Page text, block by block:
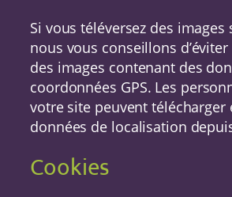
Si vous téléversez des images
nous vous conseillons
des images contenant des
coordonnées GPS. Les
votre site peuvent télécharger
données de localisation
Cookies